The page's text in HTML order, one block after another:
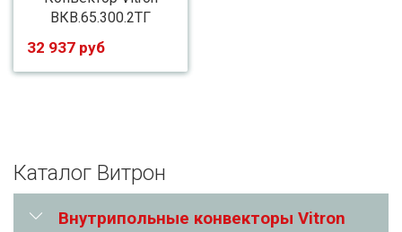
ВКВ.65.300.2ТГ
32 937 руб
Каталог Витрон
Внутрипольные конвекторы Vitron